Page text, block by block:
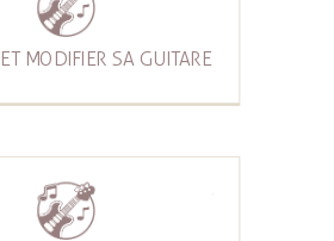
ET MODIFIER SA GUITARE